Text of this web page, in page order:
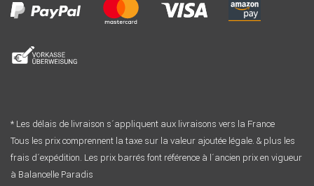
* Les délais de livraison s´appliquent aux livraisons vers la France
Tous les prix comprennent la taxe sur la valeur ajoutée légale. & plus les
frais d´expédition. Les prix barrés font référence à l´ancien prix en vigueur
à Balancelle Paradis